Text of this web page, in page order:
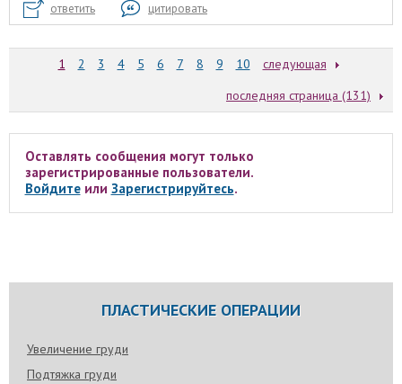
ответить цитировать
1 2 3 4 5 6 7 8 9 10
следующая
последняя страница (131)
Оставлять сообщения могут только
зарегистрированные пользователи.
Войдитеили Зарегистрируйтесь.
ПЛАСТИЧЕСКИЕ ОПЕРАЦИИ
Увеличение груди
Подтяжка груди